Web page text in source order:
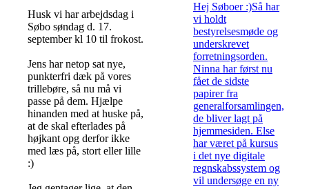
Husk vi har arbejdsdag i
Søbo søndag d. 17.
september kl 10 til frokost.
Jens har netop sat nye,
punkterfri dæk på vores
trillebøre, så nu må vi
passe på dem. Hjælpe
hinanden med at huske på,
at de skal efterlades på
højkant opg derfor ikke
med læs på, stort eller lille
:)
Hej Søboer :)Så har
vi holdt
bestyrelsesmøde og
underskrevet
forretningsorden.
Ninna har først nu
fået de sidste
papirer fra
generalforsamlingen,
de bliver lagt på
hjemmesiden. Else
har været på kursus
i det nye digitale
regnskabssystem og
vil undersøge en ny